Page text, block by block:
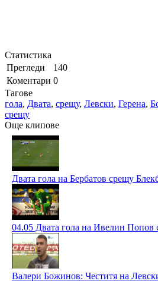
Статистика
Прегледи
140
Коментари 0
Тагове
гола, Двата, срещу, Левски, Герена,
срещу
Още клипове
Двата гола на Бербатов срещу
04.05 Двата гола на Ивелин Попов
Валери Божинов: Честитя на